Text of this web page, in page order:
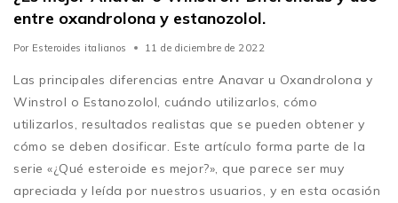
entre oxandrolona y estanozolol.
Por Esteroides italianos 11 de diciembre de 2022
Las principales diferencias entre Anavar u Oxandrolona y
Winstrol o Estanozolol, cuándo utilizarlos, cómo
utilizarlos, resultados realistas que se pueden obtener y
cómo se deben dosificar. Este artículo forma parte de la
serie «¿Qué esteroide es mejor?», que parece ser muy
apreciada y leída por nuestros usuarios, y en esta ocasión